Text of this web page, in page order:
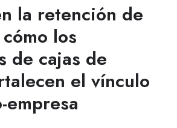
la retención de
los
de cajas de
el vínculo
empresa